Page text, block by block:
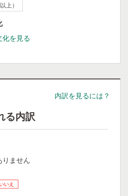
上）
を見る
内訳を見るには？
る内訳
ません
いいえ